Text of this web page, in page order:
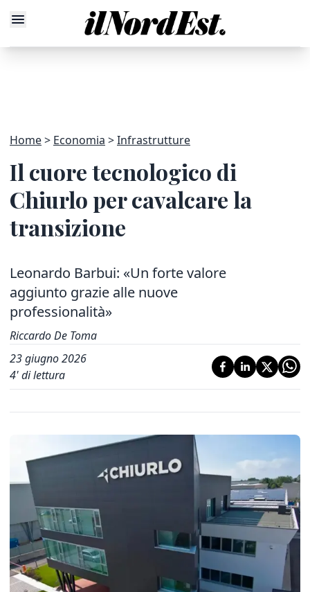
Home Economia Infrastrutture
Il cuore tecnologico di
Chiurlo per cavalcare la
transizione
Leonardo Barbui: «Un forte valore
aggiunto grazie alle nuove
professionalità»
Riccardo De Toma
23 giugno 2026
4' di lettura